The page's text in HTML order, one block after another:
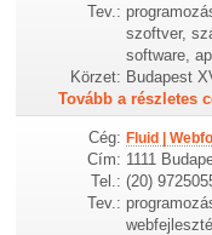
Tev.:
szoftver,
software,
Körzet: Budapest
Tovább a részletes
Cég: Fluid |
Cím: 1111
Tel.: (20)
Tev.: